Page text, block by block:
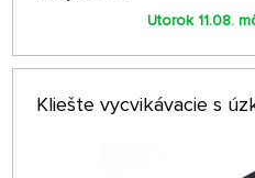
Utorok 11.08.
Kliešte vycvikávacie s